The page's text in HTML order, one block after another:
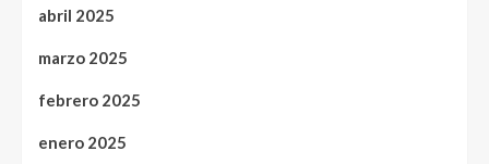
abril 2025
marzo 2025
febrero 2025
enero 2025